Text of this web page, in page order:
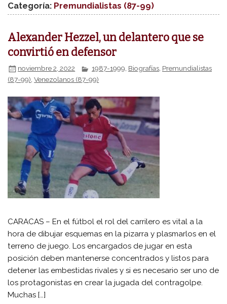
Categoría: Premundialistas (87-99)
Alexander Hezzel, un delantero que se
convirtió en defensor
noviembre 2, 2022 1987-1999, Biografías, Premundialistas
(87-99) ,Venezolanos (87-99)
CARACAS – En el fútbol el rol del carrilero es vital a la
hora de dibujar esquemas en la pizarra y plasmarlos en el
terreno de juego. Los encargados de jugar en esta
posición deben mantenerse concentrados y listos para
detener las embestidas rivales y si es necesario ser uno de
los protagonistas en crear la jugada del contragolpe.
Muchas […]